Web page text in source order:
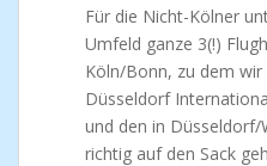
Für die Nicht-Kölner
Umfeld ganze 3(!)
Köln/Bonn, zu dem wir
Düsseldorf
und den in
richtig auf den Sack